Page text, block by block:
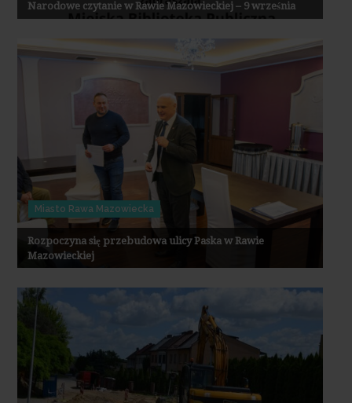
Narodowe czytanie w Rawie Mazowieckiej – 9 września
Miasto Rawa Mazowiecka
Rozpoczyna się przebudowa ulicy Paska w Rawie
Mazowieckiej